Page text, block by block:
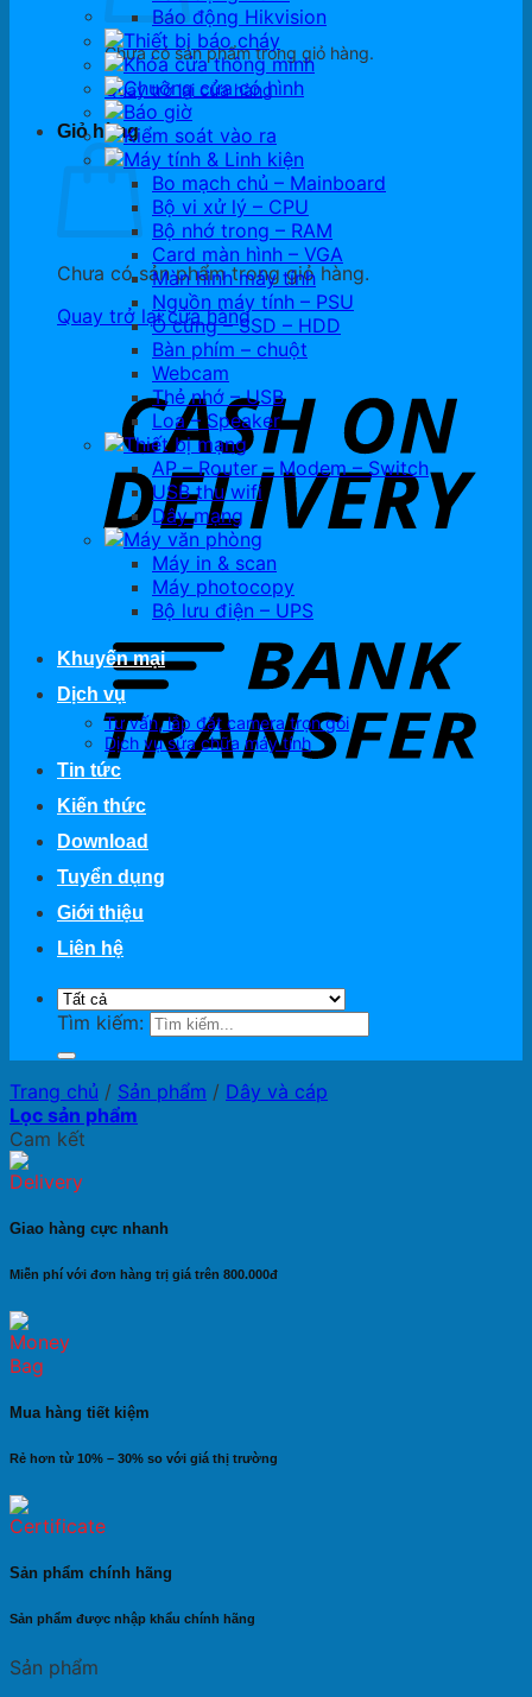
Chưa có sản phẩm trong giỏ hàng.
Quay trở lại cửa hàng
Giỏ hàng
Chưa có sản phẩm trong giỏ hàng.
Quay trở lại cửa hàng
Báo động Hikvision
Thiết bị báo cháy
Khóa cửa thông minh
Chuông cửa có hình
Báo giờ
Kiểm soát vào ra
Máy tính & Linh kiện
Bo mạch chủ – Mainboard
Bộ vi xử lý – CPU
Bộ nhớ trong – RAM
Card màn hình – VGA
Màn hình máy tính
Nguồn máy tính – PSU
Ổ cứng – SSD – HDD
Bàn phím – chuột
Webcam
Thẻ nhớ – USB
Loa – Speaker
Thiết bị mạng
AP – Router – Modem – Switch
USB thu wifi
Dây mạng
Máy văn phòng
Máy in & scan
Máy photocopy
Bộ lưu điện – UPS
Khuyến mại
Dịch vụ
Tư vấn, lắp đặt camera trọn gói
Dịch vụ sửa chữa máy tính
Tin tức
Kiến thức
Download
Tuyển dụng
Giới thiệu
Liên hệ
Tìm kiếm:
Trang chủ / Sản phẩm / Dây và cáp
Lọc sản phẩm
Cam kết
Giao hàng cực nhanh
Miễn phí với đơn hàng trị giá trên 800.000đ
Mua hàng tiết kiệm
Rẻ hơn từ 10% – 30% so với giá thị trường
Sản phẩm chính hãng
Sản phẩm được nhập khẩu chính hãng
Sản phẩm